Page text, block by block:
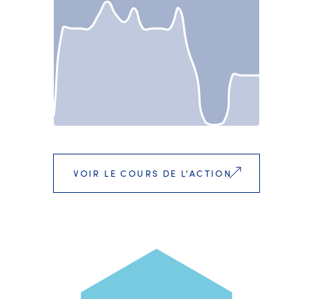
VOIR LE COURS DE L'ACTION